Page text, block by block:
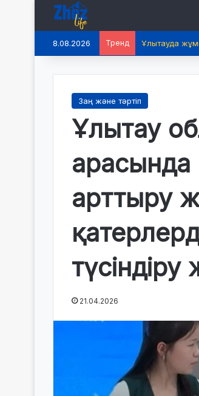
8.08.2026 Тренд Ұлытауда
Заң және тәртіп
Ұлытау
арасында
арттыру
21.04.2026